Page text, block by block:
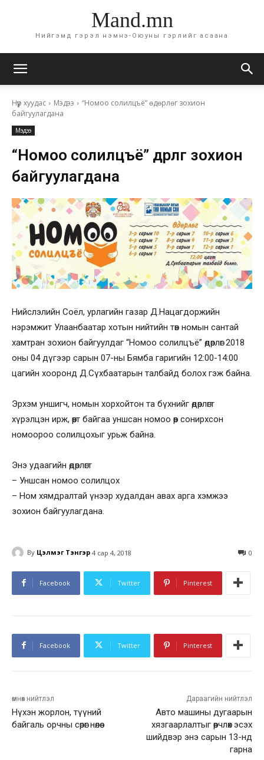
Mand.mn
Нийгэмд гэрэл нэмнэ-Оюуны гэрлийг асаана
Нүүр хуудас Мэдээ
“Номоо солилцъё” өдөрлөг зохион
байгуулагдана
Мэдээ
“Номоо солилцъё” өдөрлөг зохион
байгуулагдана
Нийслэлийн Соёл, урлагийн газар Д.Нацагдоржийн
нэрэмжит Улаанбаатар хотын нийтийн төв номын сантай
хамтран зохион байгуулдаг “Номоо солилцъё” өдөрлөг 2018
оны 04 дүгээр сарын 07-ны Бямба гаригийн 12:00-14:00
цагийн хооронд Д.Сүхбаатарын талбайд болох гэж байна.
Эрхэм уншигч, номын хорхойтон та бүхнийг өдөрлөгт
хүрэлцэн ирж, өөрт байгаа уншсан номоо өөр сонирхсон
номоороо солилцохыг урьж байна.
Энэ удаагийн өдөрлөгт
– Уншсан номоо солилцох
– Ном хямдралтай үнээр худалдан авах арга хэмжээ
зохион байгуулагдана.
By Цэлмэг Тэнгэр 4 сар 4, 2018 0
Facebook Twitter Pinterest
Facebook Twitter Pinterest
өмнөх нийтлэл
Нүхэн жорлон, түүний
байгаль орчны сөрөг нөлөө
Дараагийн нийтлэл
Авто машины дугаарын
хязгаарлалтыг өөрчлөх эсэх
шийдвэр энэ сарын 13-нд
гарна